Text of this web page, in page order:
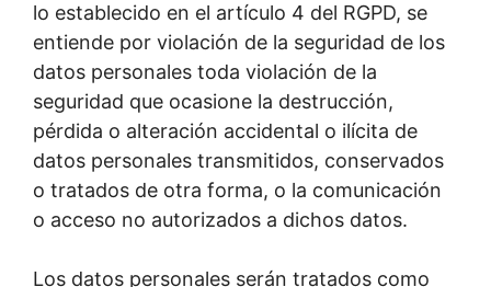
lo establecido en el artículo 4 del RGPD, se
entiende por violación de la seguridad de los
datos personales toda violación de la
seguridad que ocasione la destrucción,
pérdida o alteración accidental o ilícita de
datos personales transmitidos, conservados
o tratados de otra forma, o la comunicación
o acceso no autorizados a dichos datos.
Los datos personales serán tratados como